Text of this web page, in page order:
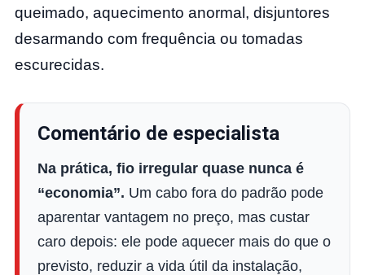
queimado, aquecimento anormal, disjuntores
desarmando com frequência ou tomadas
escurecidas.
Comentário de especialista
Na prática, fio irregular quase nunca é
“economia”. Um cabo fora do padrão pode
aparentar vantagem no preço, mas custar
caro depois: ele pode aquecer mais do que o
previsto, reduzir a vida útil da instalação,